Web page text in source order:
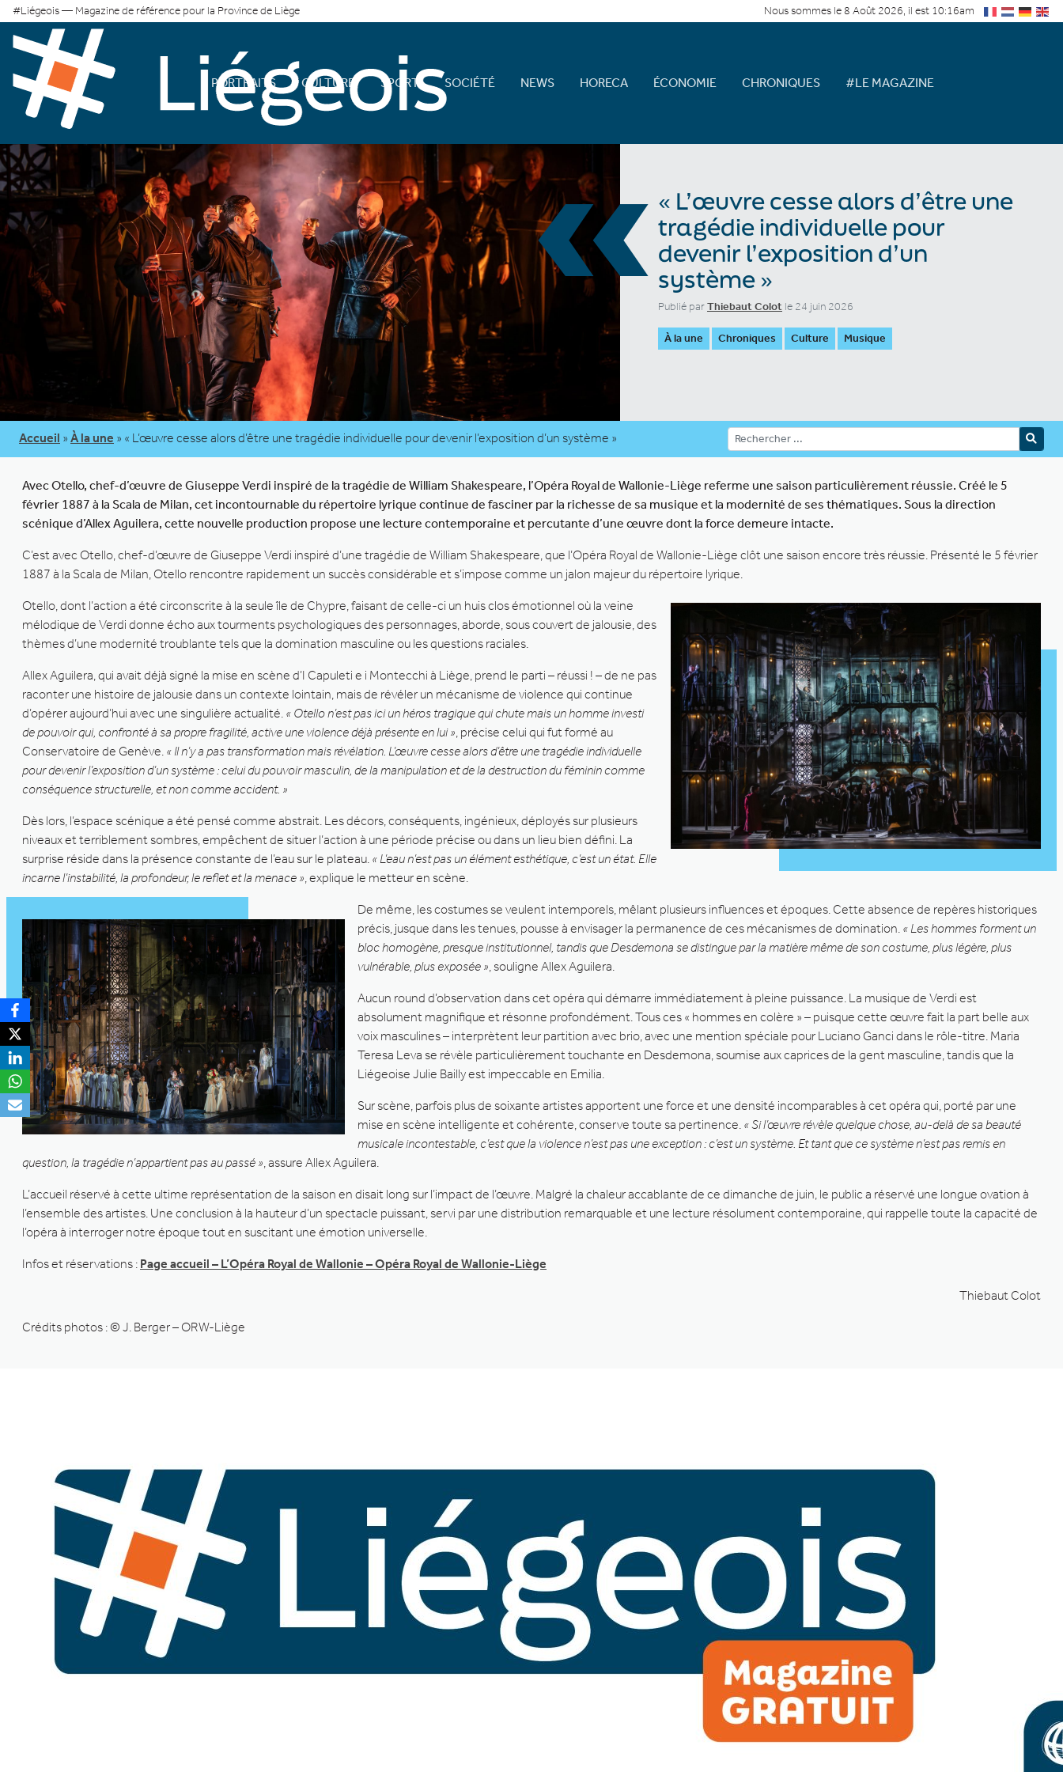
#Liégeois — Magazine de référence pour la Province de Liège Nous sommes le 8 Août 2026, il est 10:16am
PORTRAITS CULTURE SPORT SOCIÉTÉ NEWS HORECA ÉCONOMIE CHRONIQUES #LE MAGAZINE
«« L’œuvre cesse alors d’être une
tragédie individuelle pour
devenir l’exposition d’un
système »
Publié parThiebaut Colot le 24 juin 2026
À la une Chroniques Culture Musique
Accueil » À la une » « L’œuvre cesse alors d’être une tragédie individuelle pour devenir l’exposition d’un système »
Avec Otello, chef-d’œuvre de Giuseppe Verdi inspiré de la tragédie de William Shakespeare, l’Opéra Royal de Wallonie-Liège referme une saison particulièrement réussie. Créé le 5
février 1887 à la Scala de Milan, cet incontournable du répertoire lyrique continue de fasciner par la richesse de sa musique et la modernité de ses thématiques. Sous la direction
scénique d’Allex Aguilera, cette nouvelle production propose une lecture contemporaine et percutante d’une œuvre dont la force demeure intacte.
C’est avec Otello, chef-d’œuvre de Giuseppe Verdi inspiré d’une tragédie de William Shakespeare, que l’Opéra Royal de Wallonie-Liège clôt une saison encore très réussie. Présenté le 5 février
1887 à la Scala de Milan, Otello rencontre rapidement un succès considérable et s’impose comme un jalon majeur du répertoire lyrique.
Otello, dont l’action a été circonscrite à la seule île de Chypre, faisant de celle-ci un huis clos émotionnel où la veine
mélodique de Verdi donne écho aux tourments psychologiques des personnages, aborde, sous couvert de jalousie, des
thèmes d’une modernité troublante tels que la domination masculine ou les questions raciales.
Allex Aguilera, qui avait déjà signé la mise en scène d’I Capuleti e i Montecchi à Liège, prend le parti – réussi ! – de ne pas
raconter une histoire de jalousie dans un contexte lointain, mais de révéler un mécanisme de violence qui continue
d’opérer aujourd’hui avec une singulière actualité. « Otello n’est pas ici un héros tragique qui chute mais un homme investi
de pouvoir qui, confronté à sa propre fragilité, active une violence déjà présente en lui », précise celui qui fut formé au
Conservatoire de Genève. « Il n’y a pas transformation mais révélation. L’œuvre cesse alors d’être une tragédie individuelle
pour devenir l’exposition d’un système : celui du pouvoir masculin, de la manipulation et de la destruction du féminin comme
conséquence structurelle, et non comme accident. »
Dès lors, l’espace scénique a été pensé comme abstrait. Les décors, conséquents, ingénieux, déployés sur plusieurs
niveaux et terriblement sombres, empêchent de situer l’action à une période précise ou dans un lieu bien défini. La
surprise réside dans la présence constante de l’eau sur le plateau. « L’eau n’est pas un élément esthétique, c’est un état. Elle
incarne l’instabilité, la profondeur, le reflet et la menace », explique le metteur en scène.
De même, les costumes se veulent intemporels, mêlant plusieurs influences et époques. Cette absence de repères historiques
précis, jusque dans les tenues, pousse à envisager la permanence de ces mécanismes de domination. « Les hommes forment un
bloc homogène, presque institutionnel, tandis que Desdemona se distingue par la matière même de son costume, plus légère, plus
vulnérable, plus exposée », souligne Allex Aguilera.
Aucun round d’observation dans cet opéra qui démarre immédiatement à pleine puissance. La musique de Verdi est
absolument magnifique et résonne profondément. Tous ces « hommes en colère » – puisque cette œuvre fait la part belle aux
voix masculines – interprètent leur partition avec brio, avec une mention spéciale pour Luciano Ganci dans le rôle-titre. Maria
Teresa Leva se révèle particulièrement touchante en Desdemona, soumise aux caprices de la gent masculine, tandis que la
Liégeoise Julie Bailly est impeccable en Emilia.
Sur scène, parfois plus de soixante artistes apportent une force et une densité incomparables à cet opéra qui, porté par une
mise en scène intelligente et cohérente, conserve toute sa pertinence. « Si l’œuvre révèle quelque chose, au-delà de sa beauté
musicale incontestable, c’est que la violence n’est pas une exception : c’est un système. Et tant que ce système n’est pas remis en
question, la tragédie n’appartient pas au passé », assure Allex Aguilera.
L’accueil réservé à cette ultime représentation de la saison en disait long sur l’impact de l’œuvre. Malgré la chaleur accablante de ce dimanche de juin, le public a réservé une longue ovation à
l’ensemble des artistes. Une conclusion à la hauteur d’un spectacle puissant, servi par une distribution remarquable et une lecture résolument contemporaine, qui rappelle toute la capacité de
l’opéra à interroger notre époque tout en suscitant une émotion universelle.
Infos et réservations : Page accueil – L’Opéra Royal de Wallonie – Opéra Royal de Wallonie-Liège
Thiebaut Colot
Crédits photos : © J. Berger – ORW-Liège